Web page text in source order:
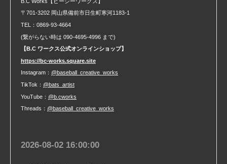
〒701-3202 岡山県備前市日生町寒河1183-1
TEL：0869-93-4664
(繋がらない時は 090-4695-4996 まで)
【B.C ワークス公式オンラインショップ】
https://bc-works.square.site
Instagram： @baseball_creative_works
TikTok： @bats_artist
YouTube： @b.cworks
Threads： @baseball_creative_works
2026-08-02 16:00:00